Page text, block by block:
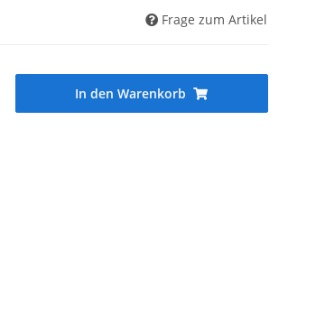
Frage zum Artikel
In den Warenkorb